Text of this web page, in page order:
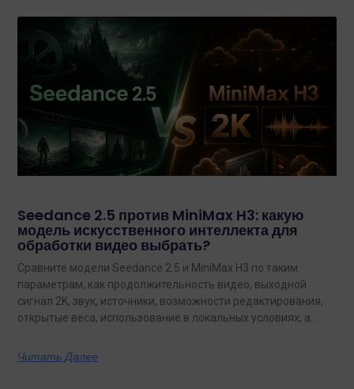
Seedance 2.5 против MiniMax H3: какую
модель искусственного интеллекта для
обработки видео выбрать?
Сравните модели Seedance 2.5 и MiniMax H3 по таким
параметрам, как продолжительность видео, выходной
сигнал 2K, звук, источники, возможности редактирования,
открытые веса, использование в локальных условиях, а
конкретных задач на сегодняшний день.
Читать Далее